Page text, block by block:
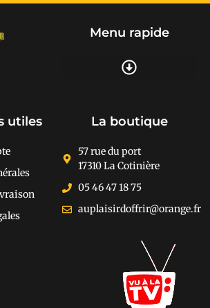
Menu rapide
utiles La boutique
57 rue du port
17310 La Cotinière
05 46 47 18 75
auplaisirdoffrir@orange.fr